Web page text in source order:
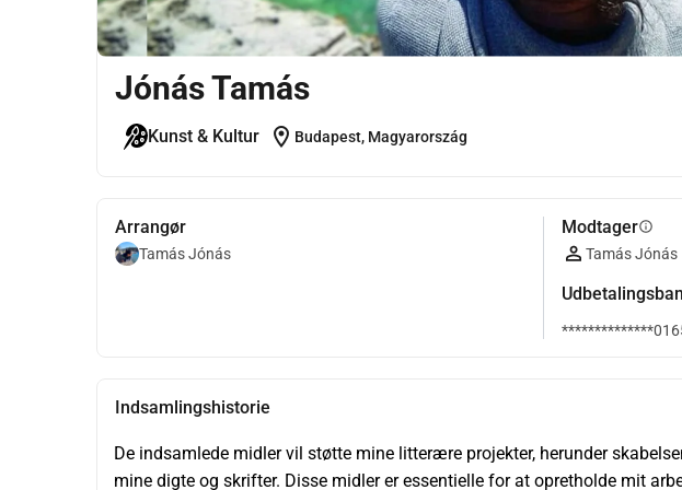
Jónás Tamás
Kunst & Kultur location_on Budapest, Magyarország
Arrangør
Tamás Jónás
Modtagerinfo
Tamás Jónás
Indsamlingshistorie
De indsamlede midler vil støtte mine litterære projekter, herunder
mine digte og skrifter. Disse midler er essentielle for at opretholde mit